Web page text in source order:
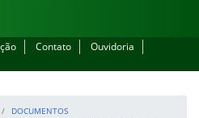
Contato
Ouvidoria
DOCUMENTOS